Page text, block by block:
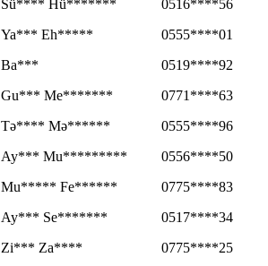
Sü**** Hü*******
0516****56
Ya*** Eh*****
0555****01
Ba***
0519****92
Gu*** Me*******
0771****63
Tə**** Mə******
0555****96
Ay*** Mu*********
0556****50
Mu***** Fe******
0775****83
Ay*** Se*******
0517****34
Zi*** Za****
0775****25